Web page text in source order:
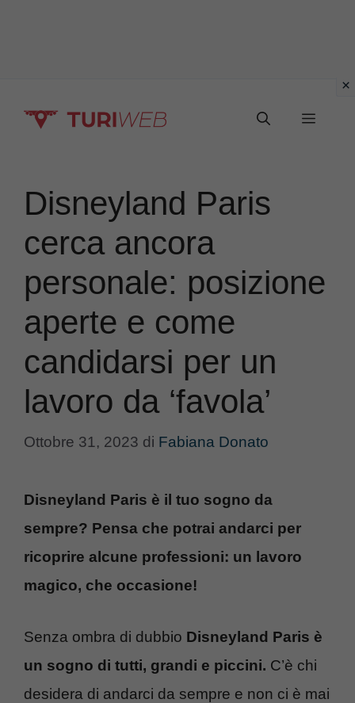
Menu
Disneyland Paris
cerca ancora
personale: posizione
aperte e come
candidarsi per un
lavoro da ‘favola’
Ottobre 31, 2023 di Fabiana Donato
Disneyland Paris è il tuo sogno da
sempre? Pensa che potrai andarci per
ricoprire alcune professioni: un lavoro
magico, che occasione!
Senza ombra di dubbio Disneyland Paris è
un sogno di tutti, grandi e piccini. C’è chi
desidera di andarci da sempre e non ci è mai